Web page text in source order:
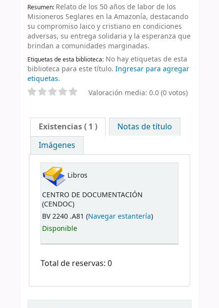
Resumen: Relato de los 50 años de labor de los
Misioneros Seglares en la Amazonía, destacando
su compromiso laico y cristiano en condiciones
adversas, su entrega solidaria y la esperanza que
brindan a comunidades marginadas.
Etiquetas de esta biblioteca: No hay etiquetas de esta
biblioteca para este título. Ingresar para agregar
etiquetas.
Valoración media: 0.0 (0 votos)
Existencias( 1 )
Notas de título
Imágenes
Libros
CENTRO DE DOCUMENTACIÓN
(CENDOC)
BV 2240 .A81 (Navegar estantería)
Disponible
Total de reservas: 0